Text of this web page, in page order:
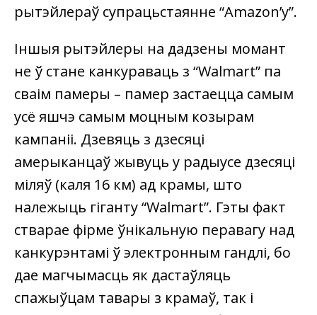
рытэйлераў супрацьстаянне “Amazon’у”.
Іншыя рытэйлеры на дадзены момант
не ў стане канкураваць з “Walmart” па
сваім памеры – памер застаецца самым
усё яшчэ самым моцным козырам
кампаніі. Дзевяць з дзесяці
амерыканцаў жывуць у радыусе дзесяці
міляў (каля 16 км) ад крамы, што
належыць гіганту “Walmart”. Гэты факт
стварае фірме ўнікальную перавагу над
канкурэнтамі ў электронным гандлі, бо
дае магчымасць як дастаўляць
спажыўцам тавары з крамаў, так і